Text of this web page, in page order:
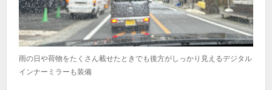
雨の日や荷物をたくさん載せたときでも後方がしっかり見えるデジタル
インナーミラーも装備